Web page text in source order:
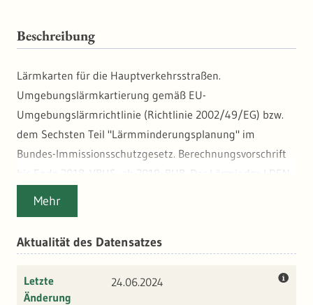
Beschreibung
Lärmkarten für die Hauptverkehrsstraßen.
Umgebungslärmkartierung gemäß EU-
Umgebungslärmrichtlinie (Richtlinie 2002/49/EG) bzw.
dem Sechsten Teil "Lärmminderungsplanung" im
Bundes-Immissionsschutzgesetz. Berechnungsvorschrift
bis Ende 2018: VBUS, ab 2019: BUB. Der Lärmindex LDEN
kartieren sind alle Hauptverkehrsstraßen außerhalb der
Landesstraßen mit einem Verkehrsaufkommen von mehr
Mehr
Aktualität des Datensatzes
Letzte
Änderung
24.06.2024